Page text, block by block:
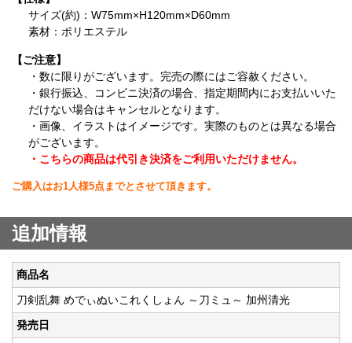
サイズ(約)：W75mm×H120mm×D60mm
素材：ポリエステル
【ご注意】
・数に限りがございます。完売の際にはご容赦ください。
・銀行振込、コンビニ決済の場合、指定期間内にお支払いいた
だけない場合はキャンセルとなります。
・画像、イラストはイメージです。実際のものとは異なる場合
がございます。
・こちらの商品は代引き決済をご利用いただけません。
ご購入はお1人様5点までとさせて頂きます。
追加情報
商品名
刀剣乱舞 めでぃぬいこれくしょん ～刀ミュ～ 加州清光
発売日